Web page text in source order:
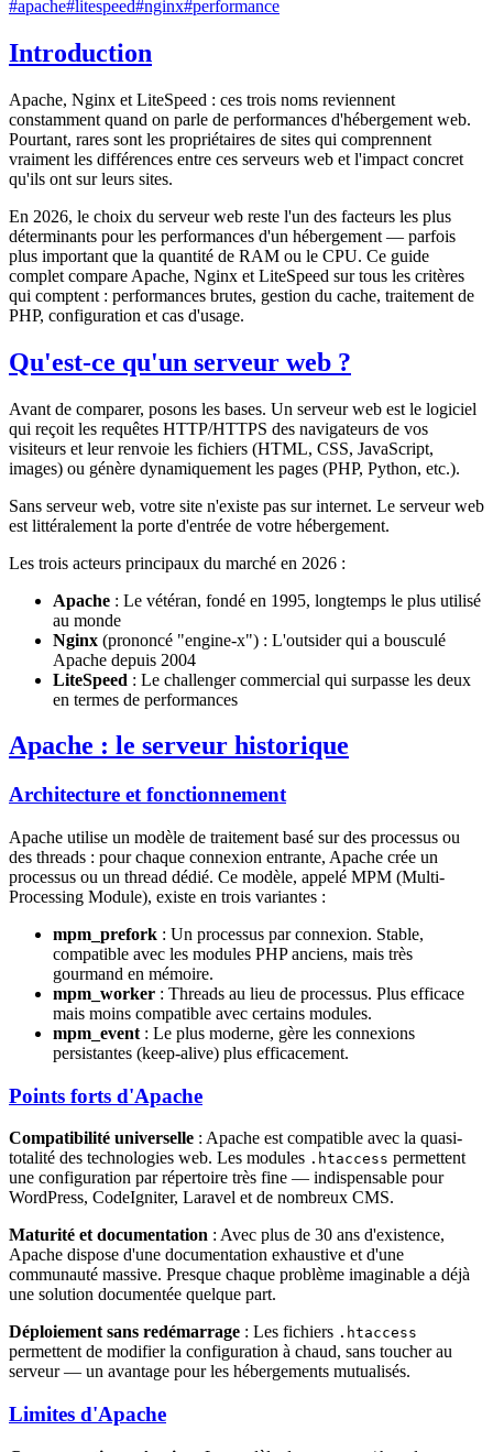
#apache#litespeed#nginx#performance
Introduction
Apache, Nginx et LiteSpeed : ces trois noms reviennent
constamment quand on parle de performances d'hébergement web.
Pourtant, rares sont les propriétaires de sites qui comprennent
vraiment les différences entre ces serveurs web et l'impact concret
qu'ils ont sur leurs sites.
En 2026, le choix du serveur web reste l'un des facteurs les plus
déterminants pour les performances d'un hébergement — parfois
plus important que la quantité de RAM ou le CPU. Ce guide
complet compare Apache, Nginx et LiteSpeed sur tous les critères
qui comptent : performances brutes, gestion du cache, traitement de
PHP, configuration et cas d'usage.
Qu'est-ce qu'un serveur web ?
Avant de comparer, posons les bases. Un serveur web est le logiciel
qui reçoit les requêtes HTTP/HTTPS des navigateurs de vos
visiteurs et leur renvoie les fichiers (HTML, CSS, JavaScript,
images) ou génère dynamiquement les pages (PHP, Python, etc.).
Sans serveur web, votre site n'existe pas sur internet. Le serveur web
est littéralement la porte d'entrée de votre hébergement.
Les trois acteurs principaux du marché en 2026 :
Apache : Le vétéran, fondé en 1995, longtemps le plus utilisé
au monde
Nginx (prononcé "engine-x") : L'outsider qui a bousculé
Apache depuis 2004
LiteSpeed : Le challenger commercial qui surpasse les deux
en termes de performances
Apache : le serveur historique
Architecture et fonctionnement
Apache utilise un modèle de traitement basé sur des processus ou
des threads : pour chaque connexion entrante, Apache crée un
processus ou un thread dédié. Ce modèle, appelé MPM (Multi-
Processing Module), existe en trois variantes :
mpm_prefork : Un processus par connexion. Stable,
compatible avec les modules PHP anciens, mais très
gourmand en mémoire.
mpm_worker : Threads au lieu de processus. Plus efficace
mais moins compatible avec certains modules.
mpm_event : Le plus moderne, gère les connexions
persistantes (keep-alive) plus efficacement.
Points forts d'Apache
Compatibilité universelle : Apache est compatible avec la quasi-
totalité des technologies web. Les modules .htaccess permettent
une configuration par répertoire très fine — indispensable pour
WordPress, CodeIgniter, Laravel et de nombreux CMS.
Maturité et documentation : Avec plus de 30 ans d'existence,
Apache dispose d'une documentation exhaustive et d'une
communauté massive. Presque chaque problème imaginable a déjà
une solution documentée quelque part.
Déploiement sans redémarrage : Les fichiers .htaccess
permettent de modifier la configuration à chaud, sans toucher au
serveur — un avantage pour les hébergements mutualisés.
Limites d'Apache